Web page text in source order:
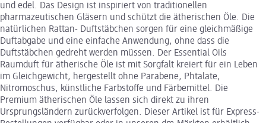
und edel. Das Design ist inspiriert von traditionellen
pharmazeutischen Gläsern und schützt die ätherischen Öle. Die
natürlichen Rattan- Duftstäbchen sorgen für eine gleichmäßige
Duftabgabe und eine einfache Anwendung, ohne dass die
Duftstäbchen gedreht werden müssen. Der Essential Oils
Raumduft für ätherische Öle ist mit Sorgfalt kreiert für ein Leben
im Gleichgewicht, hergestellt ohne Parabene, Phtalate,
Nitromoschus, künstliche Farbstoffe und Färbemittel. Die
Premium ätherischen Öle lassen sich direkt zu ihren
Ursprungsländern zurückverfolgen. Dieser Artikel ist für Express-